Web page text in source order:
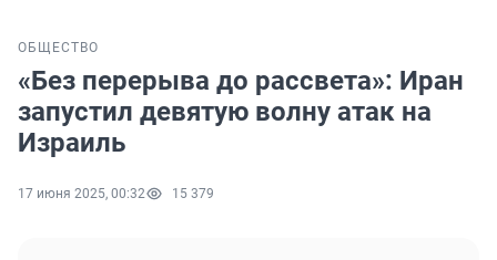
ОБЩЕСТВО
«Без перерыва до рассвета»: Иран
запустил девятую волну атак на
Израиль
17 июня 2025, 00:32 15 379